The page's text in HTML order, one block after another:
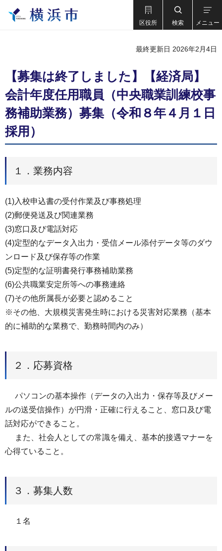
区役所 検索 メニュー
最終更新日 2026年2月4日
【募集は終了しました】【経済局】
会計年度任用職員（中央職業訓練校事
務補助業務）募集（令和８年４月１日
採用）
１．業務内容
(1)入校申込書の受付作業及び事務処理
(2)郵便発送及び関連業務
(3)窓口及び電話対応
(4)定型的なデータ入出力・受信メール添付データ等のダウ
ンロード及び保存等の作業
(5)定型的な証明書発行事務補助業務
(6)公共職業安定所等への事務連絡
(7)その他所属長が必要と認めること
※その他、大規模災害発生時における災害対応業務（基本
的に補助的な業務で、勤務時間内のみ）
２．応募資格
パソコンの基本操作（データの入出力・保存等及びメー
ルの送受信操作）が円滑・正確に行えること、窓口及び電
話対応ができること。
また、社会人としての常識を備え、基本的接遇マナーを
心得ていること。
３．募集⼈数
１名